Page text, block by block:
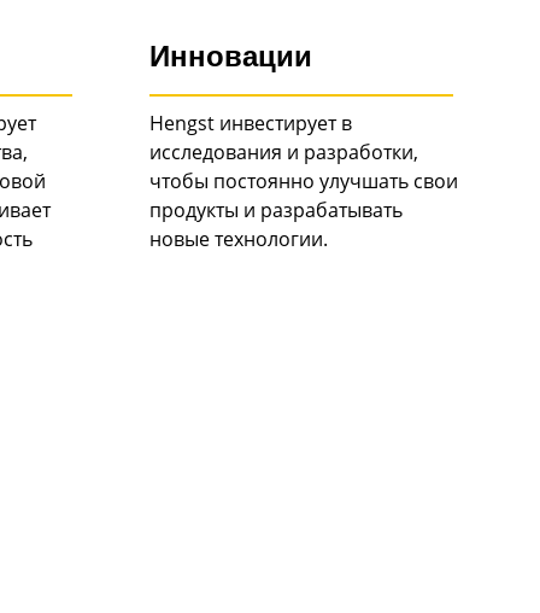
Инновации
Hengst инвестирует в
исследования и разработки,
чтобы постоянно улучшать свои
продукты и разрабатывать
новые технологии.